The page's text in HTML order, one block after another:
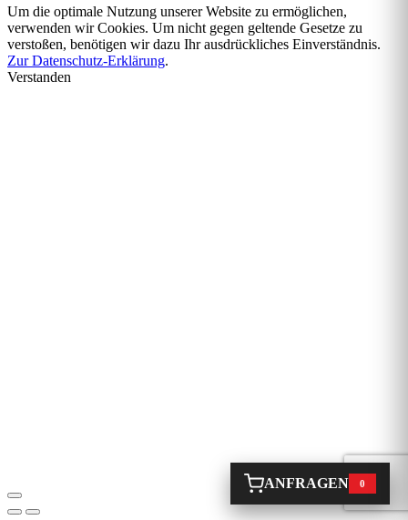
Um die optimale Nutzung unserer Website zu ermöglichen,
verwenden wir Cookies. Um nicht gegen geltende Gesetze zu
verstoßen, benötigen wir dazu Ihr ausdrückliches Einverständnis.
Zur Datenschutz-Erklärung.
Verstanden
ANFRAGEN 0